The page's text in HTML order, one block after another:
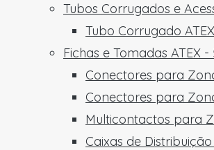
Tubos Corrugados e
Tubo Corrugado ATEX
Fichas e Tomadas ATEX
Conectores para
Conectores para
Multicontactos para
Caixas de Distribuição